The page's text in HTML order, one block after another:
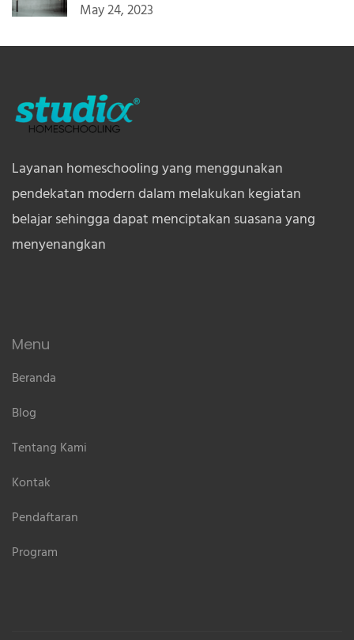
May 24, 2023
Layanan homeschooling yang menggunakan
pendekatan modern dalam melakukan kegiatan
belajar sehingga dapat menciptakan suasana yang
menyenangkan
Menu
Beranda
Blog
Tentang Kami
Kontak
Pendaftaran
Program